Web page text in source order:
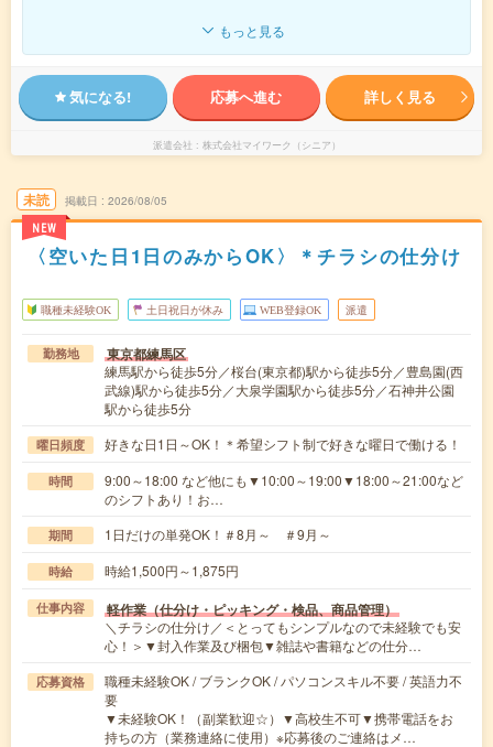
もっと見る
気になる! 応募へ進む 詳しく見る
派遣会社 株式会社マイワーク（シニア）
未読
NEW
掲載日 2026/08/05
〈空いた日1日のみからOK〉＊チラシの仕分け
職種未経験OK 土日祝日が休み WEB登録OK 派遣
勤務地 東京都練馬区
練馬駅から徒歩5分／桜台(東京都)駅から徒歩5分／豊島園(西
武線)駅から徒歩5分／大泉学園駅から徒歩5分／石神井公園
駅から徒歩5分
曜日頻度 好きな日1日～OK！＊希望シフト制で好きな曜日で働ける！
時間
9:00～18:00 など他にも▼10:00～19:00▼18:00～21:00など
のシフトあり！お…
期間 1日だけの単発OK！＃8月～ ＃9月～
時給 時給1,500円～1,875円
仕事内容 軽作業（仕分け・ピッキング・検品、商品管理）
＼チラシの仕分け／＜とってもシンプルなので未経験でも安
心！＞▼封入作業及び梱包▼雑誌や書籍などの仕分…
応募資格
職種未経験OK / ブランクOK / パソコンスキル不要 / 英語力不
要
▼未経験OK！（副業歓迎☆）▼高校生不可▼携帯電話をお
持ちの方（業務連絡に使用）※応募後のご連絡はメ…